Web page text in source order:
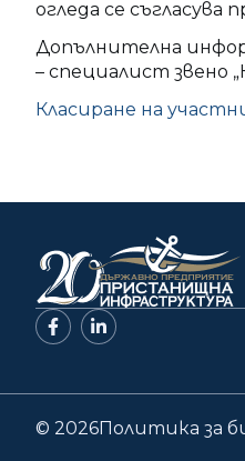
огледа се съгласува
Допълнителна
– специалист звено
Класиране на
© 2026Политика за